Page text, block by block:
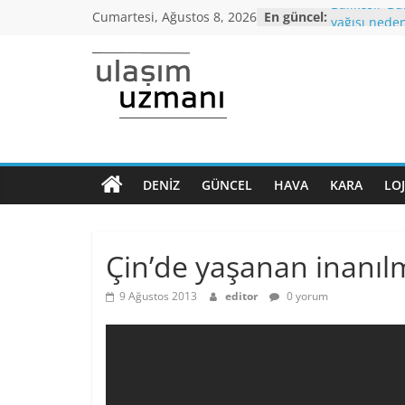
Cumartesi, Ağustos 8, 2026 En güncel: Balıkesir-
Dönem
kriterleri
Ulaşım
Uzmanı
UlaşımınDENIZ GÜNCEL HAVA KARA
Çin’de yaşanan
9 Ağustos 2013 editor 0 yorum